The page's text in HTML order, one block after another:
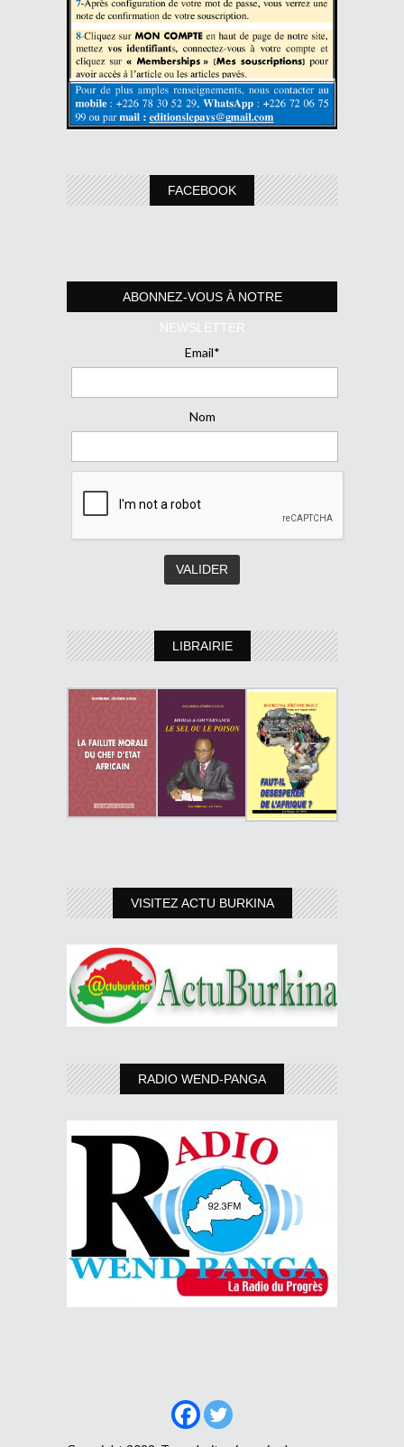
FACEBOOK
ABONNEZ-VOUS À NOTRE
NEWSLETTER
Email*
Nom
LIBRAIRIE
VISITEZ ACTU BURKINA
RADIO WEND-PANGA